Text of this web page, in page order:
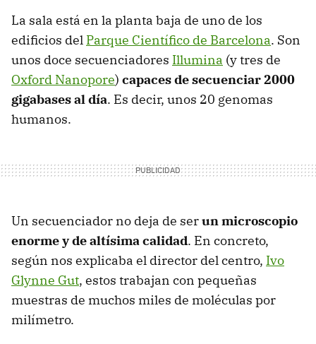
La sala está en la planta baja de uno de los
edificios del Parque Científico de Barcelona. Son
unos doce secuenciadores Illumina (y tres de
Oxford Nanopore) capaces de secuenciar 2000
gigabases al día. Es decir, unos 20 genomas
humanos.
Un secuenciador no deja de serun microscopio
enorme y de altísima calidad. En concreto,
según nos explicaba el director del centro, Ivo
Glynne Gut, estos trabajan con pequeñas
muestras de muchos miles de moléculas por
milímetro.